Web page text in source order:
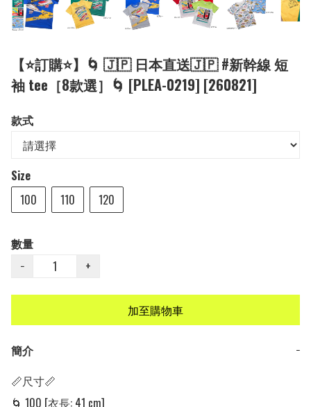
【⭐訂購⭐】🌀 🇯🇵 日本直送🇯🇵 #新幹線 短
袖 tee［8款選］🌀 [PLEA-0219] [260821]
款式
Size
100
110 120
數量
−
+
加至購物車
簡介
−
📏尺寸📏
🌀 100 [衣長: 41 cm]